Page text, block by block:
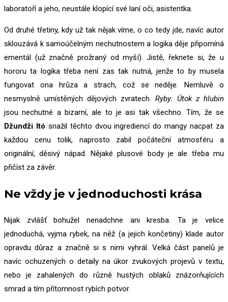
laboratoří a jeho, neustále klopící své laní oči, asistentka.
Od druhé třetiny, kdy už tak nějak víme, o co tedy jde, navíc autor
sklouzává k samoúčelným nechutnostem a logika děje připomíná
ementál (už značně prožraný od myší). Jistě, řeknete si, že u
hororu ta logika třeba není zas tak nutná, jenže to by musela
fungovat ona hrůza a strach, což se neděje. Nemluvě o
nesmyslně umístěných dějových zvratech. Ryby: Útok z hlubin
jsou nechutné a bizarní, ale to je asi tak všechno. Tím, že se
Džundži Itó snažil těchto dvou ingrediencí do mangy nacpat za
každou cenu tolik, naprosto zabil počáteční atmosféru a
originální, děsivý nápad. Nějaké plusové body je ale třeba mu
přičíst za závěr.
Ne vždy je v jednoduchosti krása
Nijak zvlášť bohužel nenadchne ani kresba. Ta je velice
jednoduchá, vyjma rybek, na něž (a jejich končetiny) klade autor
opravdu důraz a značně si s nimi vyhrál. Velká část panelů je
navíc ochuzených o detaily na úkor zvukových projevů v textu,
nebo je zahalených do různě hustých oblaků znázorňujících
smrad a tím přítomnost rybích potvor.